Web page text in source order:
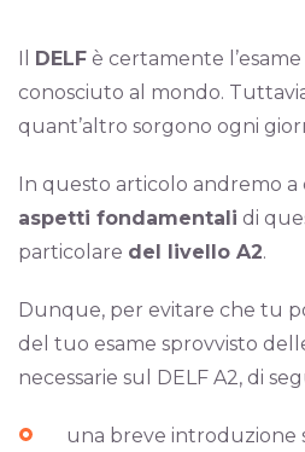
Il DELF è certamente
conosciuto al mondo.
quant’altro sorgono ogni
In questo articolo andremo a
aspetti fondamentali di
particolare del livello A2.
Dunque, per evitare che tu
del tuo esame sprovvisto
necessarie sul DELF A2, di
una breve introduzione